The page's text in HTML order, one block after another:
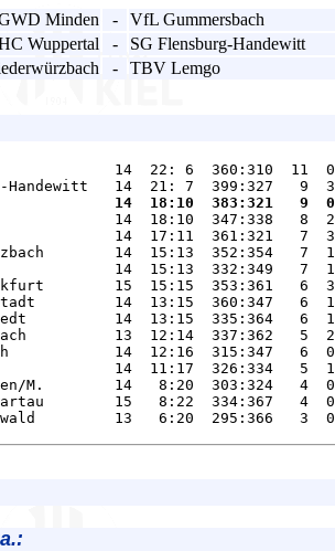
Minden -
VfL Gummersbach
Wuppertal -
SG Flensburg-Handewitt
- TBV Lemgo
14  22: 6  360:310  11
14  18:10  383:321   9
14  18:10  347:338   8
14  17:11  361:321   7
14  15:13  352:354   7
14  15:13  332:349   7
15  15:15  353:361   6
14  13:15  360:347   6
14  13:15  335:364   6
13  12:14  337:362   5
14  12:16  315:347   6
14  11:17  326:334   5
M.        14   8:20  303:324   4
15   8:22  334:367   4